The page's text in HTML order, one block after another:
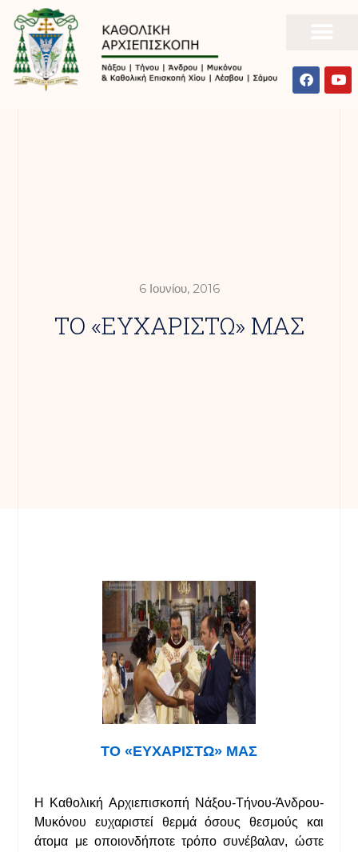
6 Ιουνίου, 2016
ΤΟ «ΕΥΧΑΡΙΣΤΩ» ΜΑΣ
ΤΟ «ΕΥΧΑΡΙΣΤΩ» ΜΑΣ
Η Καθολική Αρχιεπισκοπή Νάξου-Τήνου-Άνδρου-
Μυκόνου ευχαριστεί θερμά όσους θεσμούς και
άτομα με οποιονδήποτε τρόπο συνέβαλαν, ώστε